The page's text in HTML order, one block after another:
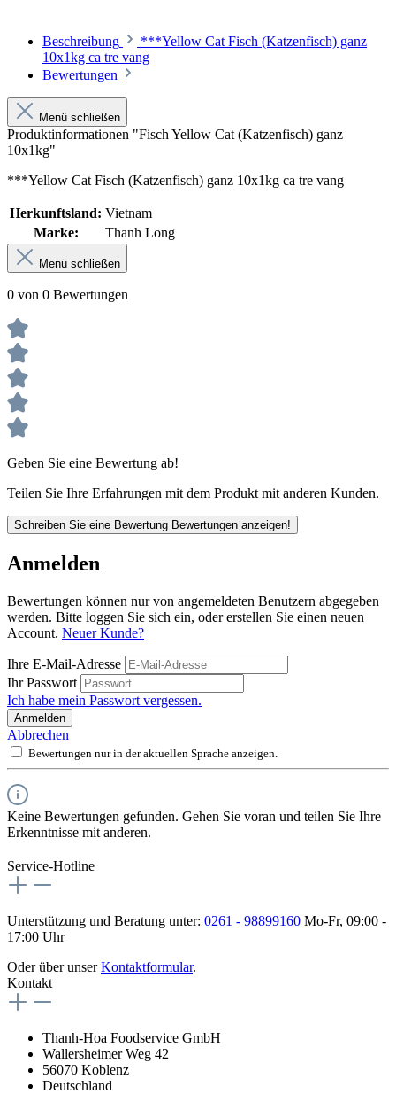
Beschreibung
***Yellow Cat Fisch (Katzenfisch) ganz
10x1kg ca tre vang
Bewertungen
Menü schließen
Produktinformationen "Fisch Yellow Cat (Katzenfisch) ganz
10x1kg"
***Yellow Cat Fisch (Katzenfisch) ganz 10x1kg ca tre vang
Herkunftsland: Vietnam
Marke:
Thanh Long
Menü schließen
0 von 0 Bewertungen
Geben Sie eine Bewertung ab!
Teilen Sie Ihre Erfahrungen mit dem Produkt mit anderen Kunden.
Schreiben Sie eine Bewertung Bewertungen anzeigen!
Anmelden
Bewertungen können nur von angemeldeten Benutzern abgegeben
werden. Bitte loggen Sie sich ein, oder erstellen Sie einen neuen
Account. Neuer Kunde?
Ihre E-Mail-Adresse
Ihr Passwort
Ich habe mein Passwort vergessen.
Anmelden
Abbrechen
Bewertungen nur in der aktuellen Sprache anzeigen.
Keine Bewertungen gefunden. Gehen Sie voran und teilen Sie Ihre
Erkenntnisse mit anderen.
Service-Hotline
Unterstützung und Beratung unter: 0261 - 98899160 Mo-Fr, 09:00 -
17:00 Uhr
Oder über unserKontaktformular.
Kontakt
Thanh-Hoa Foodservice GmbH
Wallersheimer Weg 42
56070 Koblenz
Deutschland